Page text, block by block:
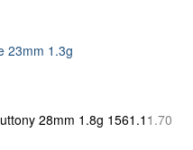
23mm 1.3g